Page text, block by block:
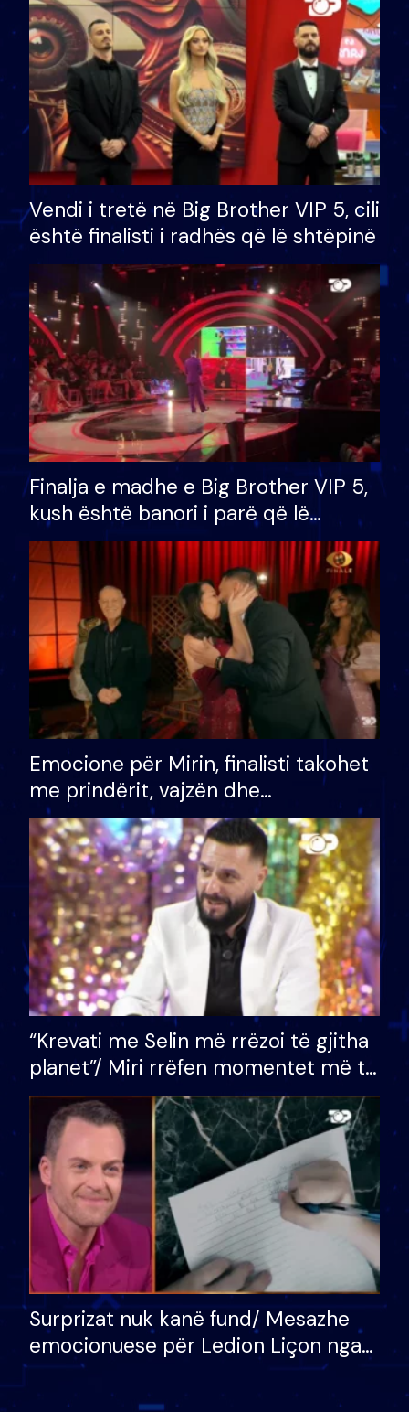
Vendi i tretë në Big Brother VIP 5, cili
është finalisti i radhës që lë shtëpinë
Finalja e madhe e Big Brother VIP 5,
kush është banori i parë që lë
shtëpinë dhe humb mundësinë për
të fituar çmimin e madh
Emocione për Mirin, finalisti takohet
me prindërit, vajzën dhe
bashkëshorten: S’kemi ndonjë letër
divorci apo jo?
“Krevati me Selin më rrëzoi të gjitha
planet”/ Miri rrëfen momentet më të
bukura në shtëpinë e BB VIP: Do më
mungojë zilja e mëngjesit kur…
Surprizat nuk kanë fund/ Mesazhe
emocionuese për Ledion Liçon nga
nëna dhe fëmijët e tij, moderatori
nuk i mban dot lotët: Nuk meritoj…